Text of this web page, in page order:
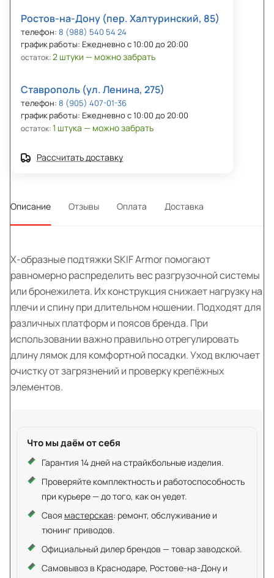
Ростов-на-Дону (пер. Халтуринский, 85)
телефон: 8 (988) 540 54 24
график работы: Ежедневно с 10:00 до 20:00
остаток:2 штуки — можно забрать
Ставрополь (ул. Ленина, 275)
телефон: 8 (905) 407-01-36
график работы: Ежедневно с 10:00 до 20:00
остаток:1 штука — можно забрать
Рассчитать доставку
Описание Отзывы Оплата Доставка
X-образные подтяжки SKIF Armor помогают
равномерно распределить вес разгрузочной системы
или бронежилета. Их конструкция снижает нагрузку на
плечи и спину при длительном ношении. Подходят для
различных платформ и поясов бренда. При
использовании важно правильно отрегулировать
длину лямок для комфортной посадки. Уход включает
очистку от загрязнений и проверку крепёжных
элементов.
Что мы даём от себя
Гарантия 14 дней на страйкбольные изделия.
Проверяйте комплектность и работоспособность
при курьере — до того, как он уедет.
Своя мастерская: ремонт, обслуживание и
тюнинг приводов.
Официальный дилер брендов — товар заводской.
Самовывоз в Краснодаре, Ростове-на-Дону и